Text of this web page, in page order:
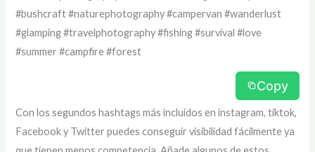
#bushcraft #naturephotography #campervan #wanderlust
#glamping #travelphotography #fishing #survival #love
#summer #campfire #forest
Copy
Con los segundos hashtags más incluidos en instagram, tiktok,
Facebook y Twitter puedes conseguir visibilidad fácilmente ya